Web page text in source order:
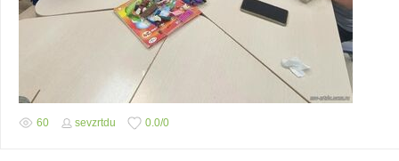
60 sevzrtdu 0.0/0